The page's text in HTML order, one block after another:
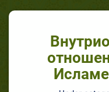
Исламе